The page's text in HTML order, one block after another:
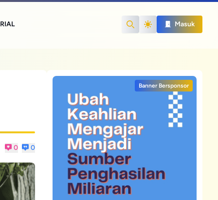
Search
Masuk
0 0
Banner Bersponsor